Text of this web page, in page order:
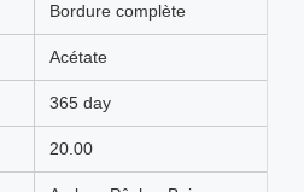
Bordure complète
Acétate
365 day
20.00